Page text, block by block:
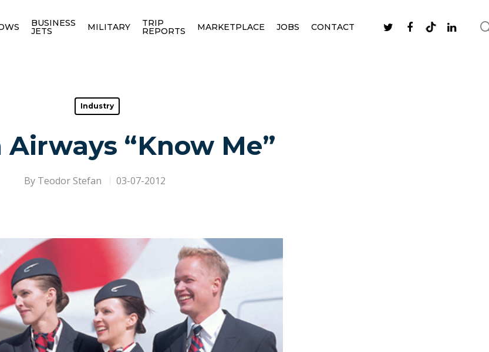
BUSINESS
JETS MILITARY TRIP
REPORTS MARKETPLACE JOBS CONTACT
Industry
“Know Me”
By Teodor Stefan 03-07-2012